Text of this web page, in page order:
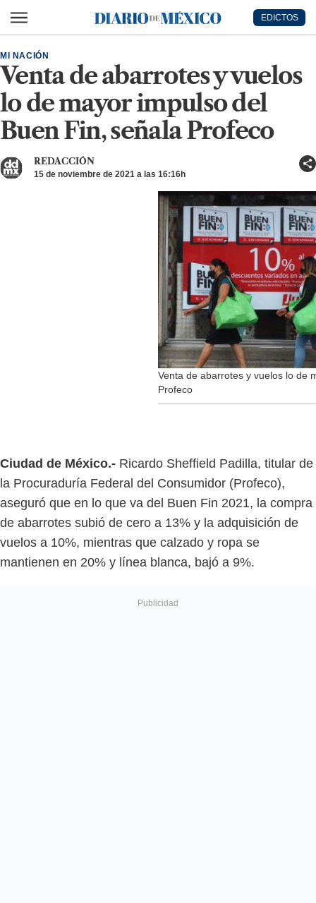
Diario de México
EDICTOS
Venta de abarrotes y vuelos
lo de mayor impulso del
Buen Fin, señala Profeco
MI NACIÓN
REDACCIÓN
15 de noviembre de 2021 a las 16:16h
Venta de abarrotes y vuelos lo de
Profeco
Ciudad de México.- Ricardo Sheffield Padilla, titular de
la Procuraduría Federal del Consumidor (Profeco),
aseguró que en lo que va del Buen Fin 2021, la compra
de abarrotes subió de cero a 13% y la adquisición de
vuelos a 10%, mientras que calzado y ropa se
mantienen en 20% y línea blanca, bajó a 9%.